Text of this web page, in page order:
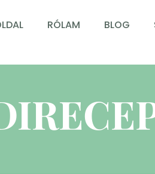
RÓLAM BLOG